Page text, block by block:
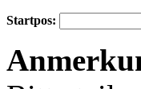
Startpos: